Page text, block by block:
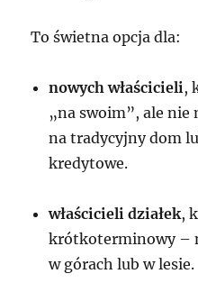
To świetna opcja dla:
nowych właścicieli,
„na swoim”, ale nie
na tradycyjny dom
kredytowe.
właścicieli działek,
krótkoterminowy –
w górach lub w lesie.